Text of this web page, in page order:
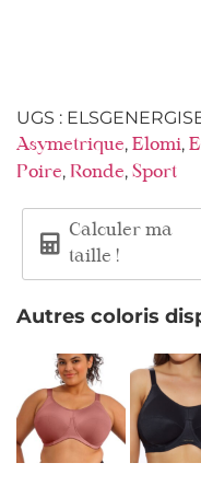
UGS :
Asymetrique, Elomi,
Poire, Ronde, Sport
Calculer ma
taille !
Autres coloris